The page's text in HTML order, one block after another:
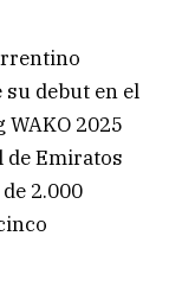
su debut en el
2025
de Emiratos
2.000